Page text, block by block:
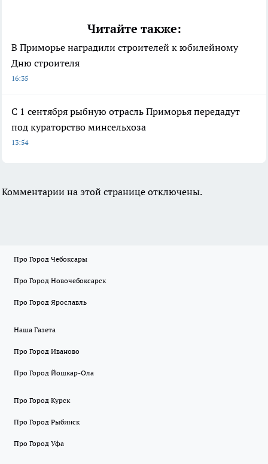
Читайте также:
В Приморье наградили строителей к юбилейному
Дню строителя
16:35
С 1 сентября рыбную отрасль Приморья передадут
под кураторство минсельхоза
13:54
Комментарии на этой странице отключены.
Про Город Чебоксары
Про Город Новочебоксарск
Про Город Ярославль
Наша Газета
Про Город Иваново
Про Город Йошкар-Ола
Про Город Курск
Про Город Рыбинск
Про Город Уфа